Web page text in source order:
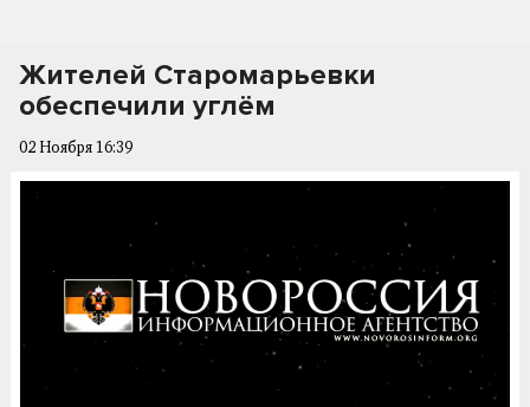
Жителей Старомарьевки
обеспечили углём
02 Ноября 16:39